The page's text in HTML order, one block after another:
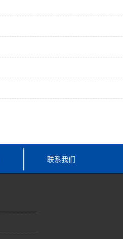
联系我们